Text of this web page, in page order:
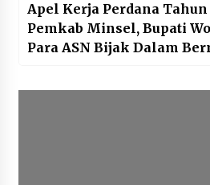
Apel Kerja Perdana Tahun
Pemkab Minsel, Bupati
Para ASN Bijak Dalam